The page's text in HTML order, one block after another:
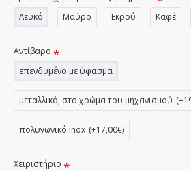
Λευκό
Μαύρο Εκρού Καφέ
Αντίβαρο
επενδυμένο με ύφασμα
μεταλλικό, στο χρώμα του μηχανισμού
πολυγωνικό inox (+17,00€)
Χειριστήριο